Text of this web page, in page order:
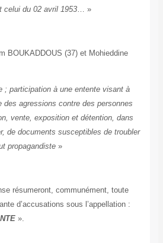
celui du 02 avril 1953… »
BOUKADDOUS (37) et Mohieddine
; participation à une entente visant à
des agressions contre des personnes
vente, exposition et détention, dans
de documents susceptibles de troubler
propagandiste »
résumeront, communément, toute
d’accusations sous l’appellation :
».